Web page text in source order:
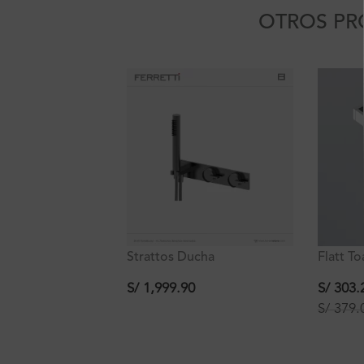
OTROS
Strattos Ducha
desviador y Ducha de mano
S/1,999.90
Flatt
S/
S/